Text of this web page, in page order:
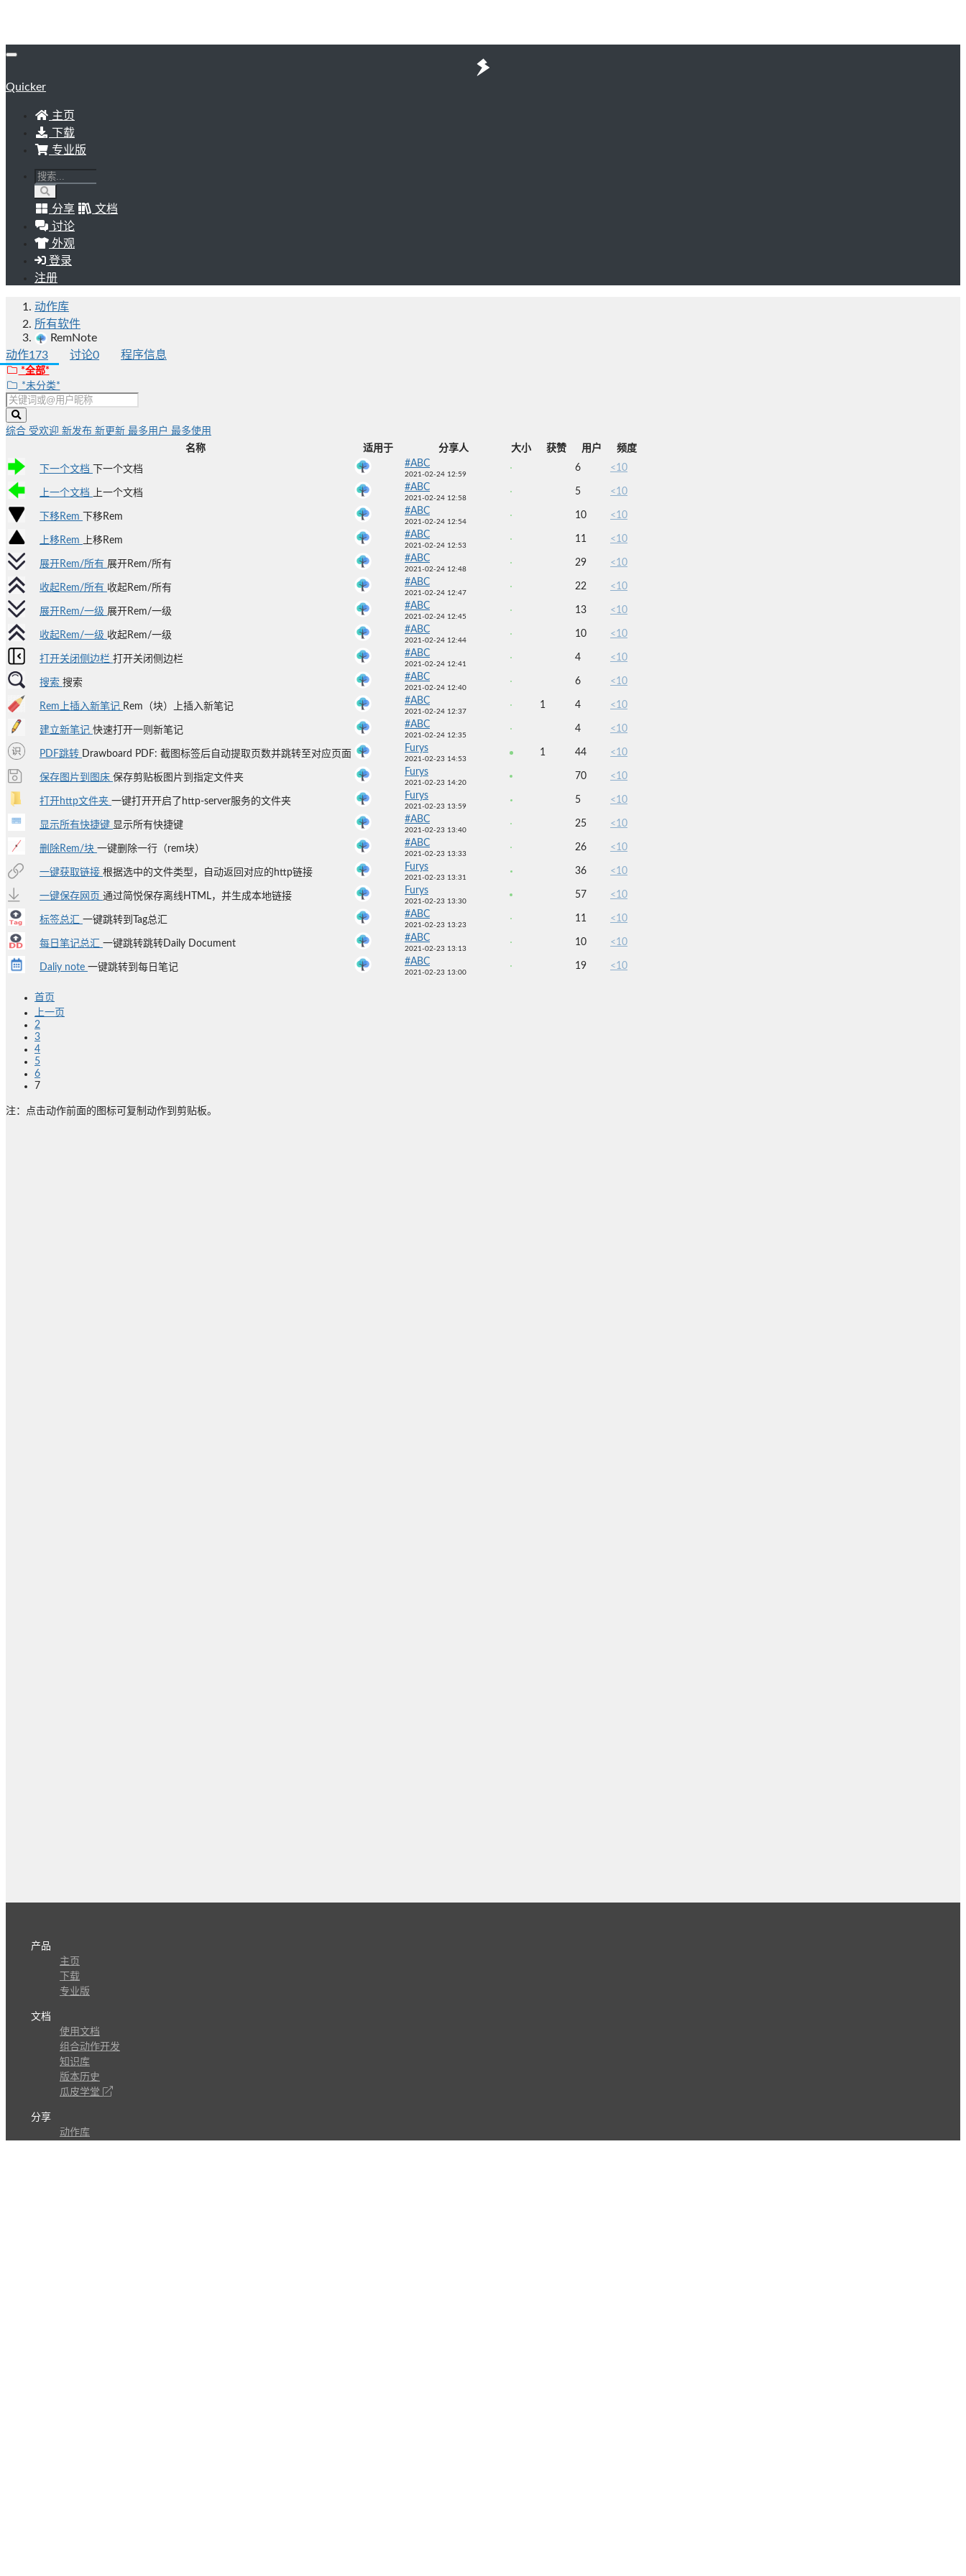
Quicker
主页
下载
专业版
分享
文档
讨论
外观
登录
注册
动作库
所有软件
RemNote
动作173 讨论0 程序信息
*全部*
*未分类*
综合 受欢迎 新发布 新更新 最多用户 最多使用
名称
适用于 分享人 大小 获赞 用户 频度
下一个文档 下一个文档
#ABC
2021-02-24 12:59
6 <10
上一个文档 上一个文档
#ABC
2021-02-24 12:58
5 <10
下移Rem 下移Rem
#ABC
2021-02-24 12:54
10 <10
上移Rem 上移Rem
#ABC
2021-02-24 12:53
11 <10
展开Rem/所有 展开Rem/所有
#ABC
2021-02-24 12:48
29 <10
收起Rem/所有 收起Rem/所有
#ABC
2021-02-24 12:47
22 <10
展开Rem/一级 展开Rem/一级
#ABC
2021-02-24 12:45
13 <10
收起Rem/一级 收起Rem/一级
#ABC
2021-02-24 12:44
10 <10
打开关闭侧边栏 打开关闭侧边栏
#ABC
2021-02-24 12:41
4 <10
搜索 搜索
#ABC
2021-02-24 12:40
6 <10
Rem上插入新笔记 Rem（块）上插入新笔记
#ABC
2021-02-24 12:37
1 4 <10
建立新笔记 快速打开一则新笔记
#ABC
2021-02-24 12:35
4 <10
PDF跳转 Drawboard PDF: 截图标签后自动提取页数并跳转至对应页面
Furys
2021-02-23 14:53
1 44 <10
保存图片到图床 保存剪贴板图片到指定文件夹
Furys
2021-02-23 14:20
70 <10
打开http文件夹 一键打开开启了http-server服务的文件夹
Furys
2021-02-23 13:59
5 <10
显示所有快捷键 显示所有快捷键
#ABC
2021-02-23 13:40
25 <10
删除Rem/块 一键删除一行（rem块）
#ABC
2021-02-23 13:33
26 <10
一键获取链接 根据选中的文件类型，自动返回对应的http链接
Furys
2021-02-23 13:31
36 <10
一键保存网页 通过简悦保存离线HTML，并生成本地链接
Furys
2021-02-23 13:30
57 <10
标签总汇 一键跳转到Tag总汇
#ABC
2021-02-23 13:23
11 <10
每日笔记总汇 一键跳转跳转Daily Document
#ABC
2021-02-23 13:13
10 <10
Daliy note 一键跳转到每日笔记
#ABC
2021-02-23 13:00
19 <10
首页
上一页
2
3
4
5
6
7
注：点击动作前面的图标可复制动作到剪贴板。
产品
主页
下载
专业版
文档
使用文档
组合动作开发
知识库
版本历史
瓜皮学堂
分享
动作库